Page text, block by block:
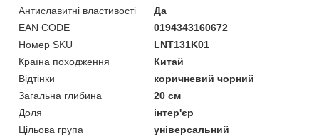
Антиславитні властивості
Да
EAN CODE
0194343160672
Номер SKU
LNT131K01
Країна походження
Китай
Відтінки
коричневий чорний
Загальна глибина
20 см
Доля
інтер'єр
Цільова група
універсальний